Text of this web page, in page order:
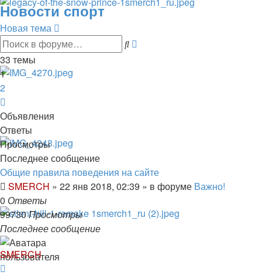
Новости спорт
Новая тема
Поиск
33 темы
1
2
Объявления
Ответы
Просмотры
Последнее сообщение
Общие правила поведения на сайте
SMERCH » 22 янв 2018, 02:39 » в форуме Важно!
0 Ответы
99730Просмотры
Последнее сообщение
SMERCH